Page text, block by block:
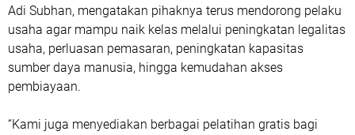
Adi Subhan, mengatakan pihaknya terus mendorong pelaku
usaha agar mampu naik kelas melalui peningkatan legalitas
usaha, perluasan pemasaran, peningkatan kapasitas
sumber daya manusia, hingga kemudahan akses
pembiayaan.
“Kami juga menyediakan berbagai pelatihan gratis bagi